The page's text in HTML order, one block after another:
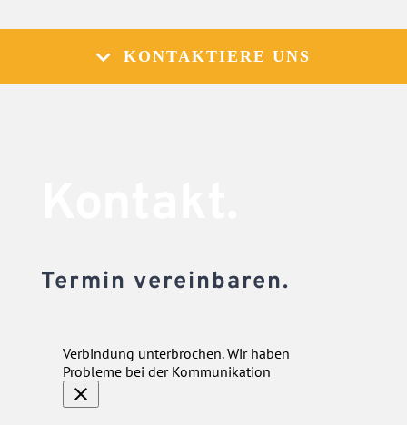
KONTAKTIERE UNS
Termin vereinbaren.